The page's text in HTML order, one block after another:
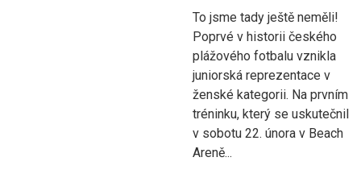
To jsme tady ještě neměli!
Poprvé v historii českého
plážového fotbalu vznikla
juniorská reprezentace v
ženské kategorii. Na prvním
tréninku, který se uskutečnil
v sobotu 22. února v Beach
Areně...